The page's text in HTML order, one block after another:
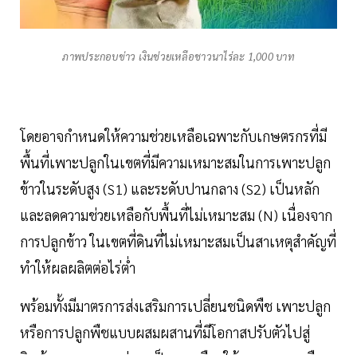
ภาพประกอบข่าว เงินช่วยเหลือชาวนาไร่ละ 1,000 บาท
โดยอาจกำหนดให้ความช่วยเหลือเฉพาะกับเกษตรกรที่มี
พื้นที่เพาะปลูกในเขตที่มีความเหมาะสมในการเพาะปลูก
ข้าวในระดับสูง (S1) และระดับปานกลาง (S2) เป็นหลัก
และลดความช่วยเหลือกับพื้นที่ไม่เหมาะสม (N) เนื่องจาก
การปลูกข้าว ในเขตที่ดินที่ไม่เหมาะสมเป็นสาเหตุสำคัญที่
ทำให้ผลผลิตต่อไร่ต่ำ
พร้อมทั้งมีมาตรการส่งเสริมการเปลี่ยนชนิดพืช เพาะปลูก
หรือการปลูกพืชแบบผสมผสานที่มีโอกาสปรับตัวไปสู่